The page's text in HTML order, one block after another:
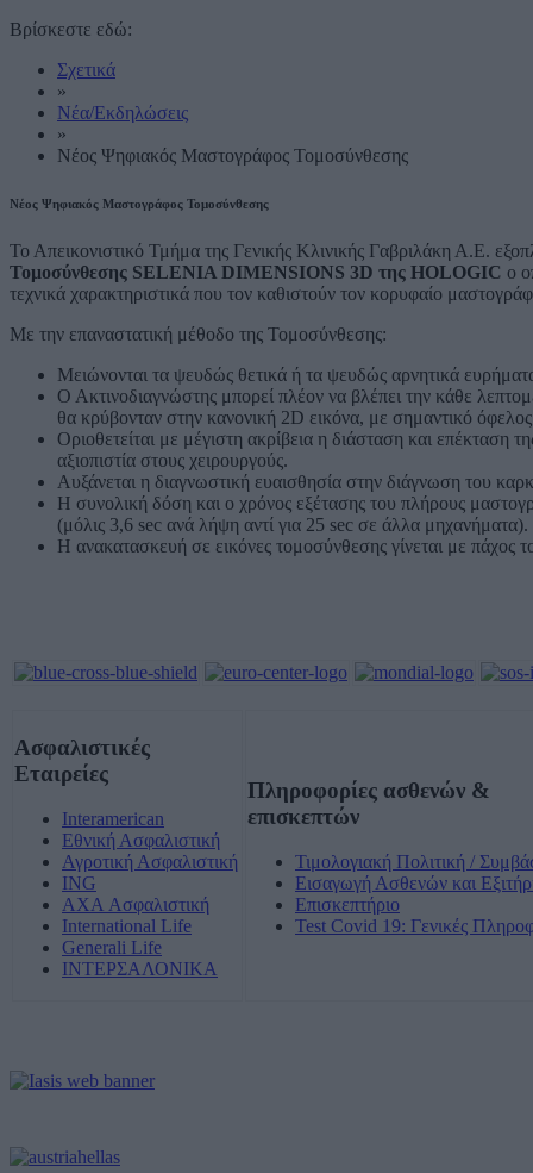
Βρίσκεστε εδώ:
Σχετικά
»
Νέα/Εκδηλώσεις
»
Νέος Ψηφιακός Μαστογράφος Τομοσύνθεσης
Νέος Ψηφιακός Μαστογράφος Τομοσύνθεσης
Το Απεικονιστικό Τμήμα της Γενικής Κλινικής Γαβριλάκη Α.Ε.
Τομοσύνθεσης SELENIA DIMENSIONS 3D της HOLOGIC ο
τεχνικά χαρακτηριστικά που τον καθιστούν τον κορυφαίο
Με την επαναστατική μέθοδο της Τομοσύνθεσης:
Μειώνονται τα ψευδώς θετικά ή τα ψευδώς αρνητικά
Ο Ακτινοδιαγνώστης μπορεί πλέον να βλέπει την κάθε
θα κρύβονταν στην κανονική 2D εικόνα, με σημαντικό
Οριοθετείται με μέγιστη ακρίβεια η διάσταση και επέκταση
αξιοπιστία στους χειρουργούς.
Αυξάνεται η διαγνωστική ευαισθησία στην διάγνωση του
Η συνολική δόση και ο χρόνος εξέτασης του πλήρους
(μόλις 3,6 sec ανά λήψη αντί για 25 sec σε άλλα μηχανήματα).
Η ανακατασκευή σε εικόνες τομοσύνθεσης γίνεται με πάχος
Ασφαλιστικές
Εταιρείες
Interamerican
Εθνική Ασφαλιστική
Αγροτική Ασφαλιστική
ING
AXA Ασφαλιστική
International Life
Generali Life
ΙΝΤΕΡΣΑΛΟΝΙΚΑ
Πληροφορίες ασθενών &
επισκεπτών
Τιμολογιακή Πολιτική /
Εισαγωγή Ασθενών και
Επισκεπτήριο
Test Covid 19: Γενικές